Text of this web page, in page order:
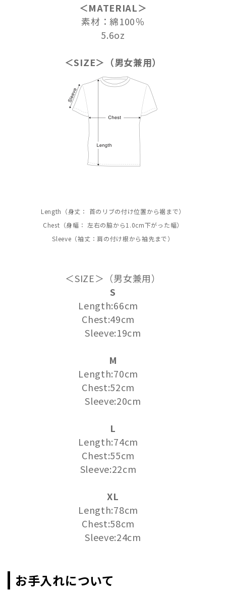
＜MATERIAL＞
素材：綿100％
5.6oz
＜SIZE＞（男女兼用）
Length（身丈： 首のリブの付け位置から裾まで）
Chest（身幅： 左右の脇から1.0cm下がった幅）
Sleeve（袖丈：肩の付け根から袖先まで）
＜SIZE＞（男女兼用）
S
Length:66cm
Chest:49cm
Sleeve:19cm
M
Length:70cm
Chest:52cm
Sleeve:20cm
L
Length:74cm
Chest:55cm
Sleeve:22cm
XL
Length:78cm
Chest:58cm
Sleeve:24cm
お手入れについて